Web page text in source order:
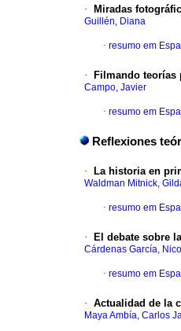
· Miradas
Guillén, Diana
· resumo em
· Filmando teorías
Campo, Javier
· resumo em
Reflexiones
· La historia en
Waldman Mitnick,
· resumo em
· El debate sobre
Cárdenas García,
· resumo em
· Actualidad de la
Maya Ambía, Carlos